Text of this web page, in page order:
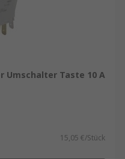
Umschalter Taste 10 A
15,05 €/Stück